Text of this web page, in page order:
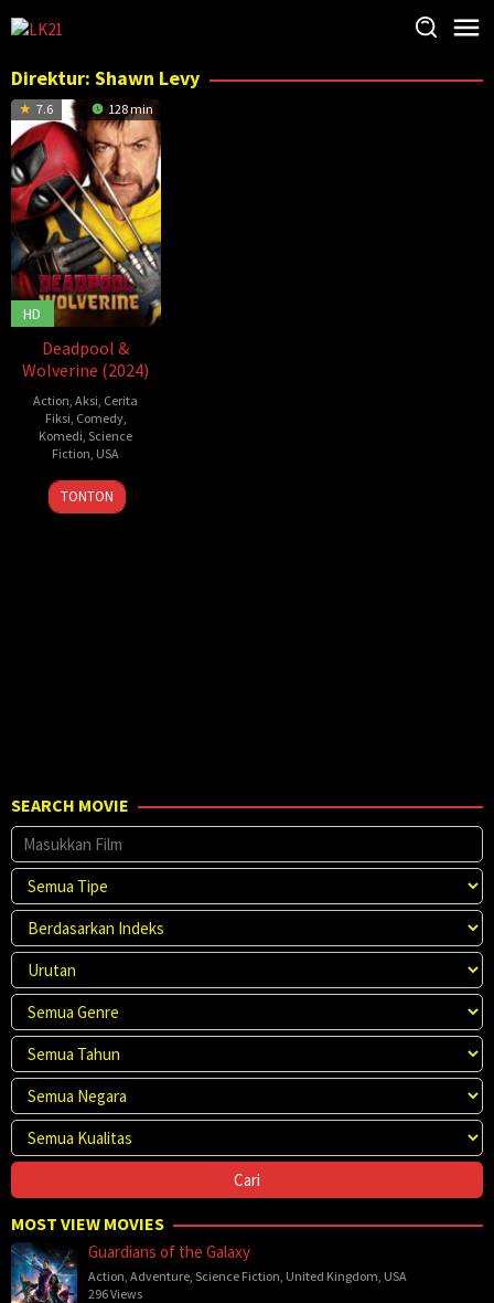
ke
Direktur: Shawn Levy
7.6 128 min
HD
Deadpool &
Wolverine (2024)
Action ,Aksi Cerita
Fiksi Comedy,
Komedi ,Science
Fiction USA
24
Jul
Shawn
Levy
TONTON
SEARCH MOVIE
MOST VIEW MOVIES
Guardians of the Galaxy
Action Adventure Science Fiction United Kingdom USA
296 Views